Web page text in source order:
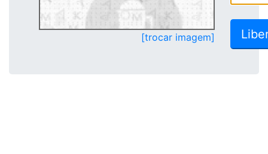
[trocar imagem]